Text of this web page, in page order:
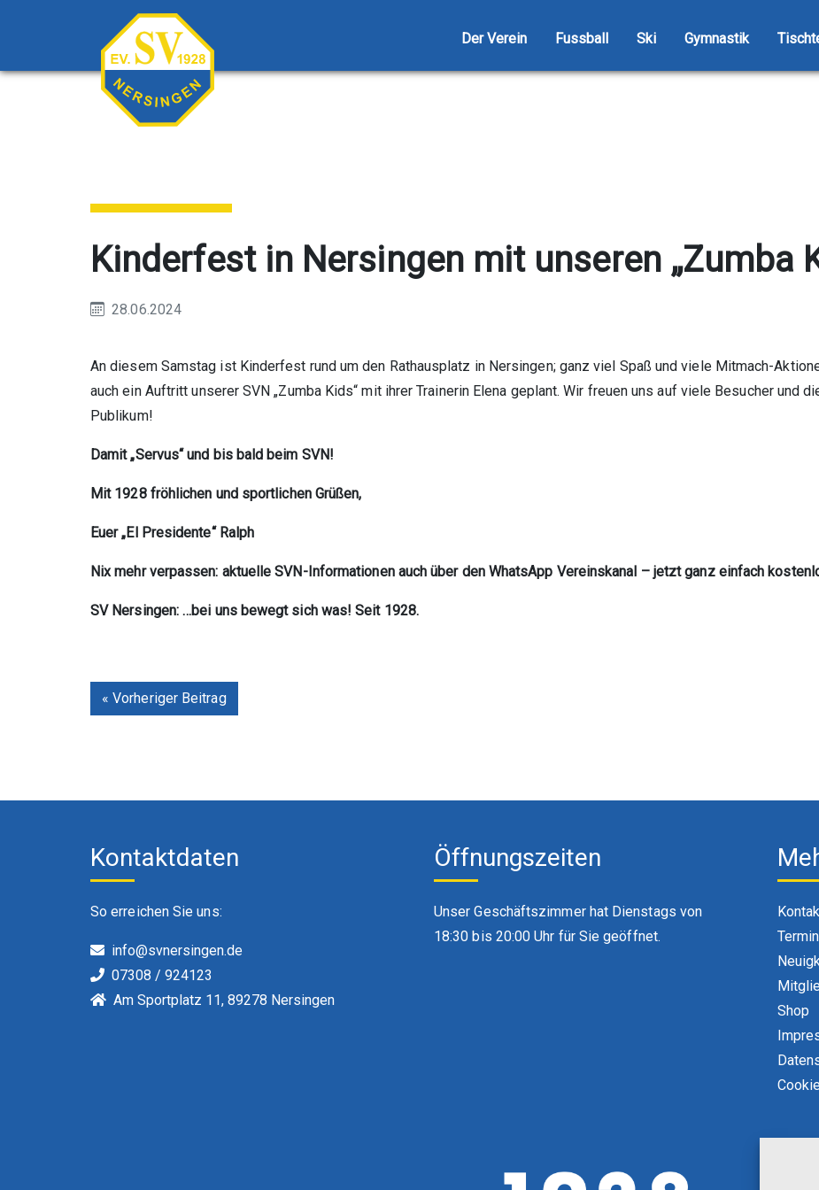
Der Verein Fussball Ski Gymnastik
Kinderfest in Nersingen mit unseren „Zumba
28.06.2024
An diesem Samstag ist Kinderfest rund um den Rathausplatz in Nersingen; ganz viel Spaß und viele Mitmach-
auch ein Auftritt unserer SVN „Zumba Kids“ mit ihrer Trainerin Elena geplant. Wir freuen uns auf viele Besucher und
Publikum!
Damit „Servus“ und bis bald beim SVN!
Mit 1928 fröhlichen und sportlichen Grüßen,
Euer „El Presidente“ Ralph
Nix mehr verpassen: aktuelle SVN-Informationen auch über den WhatsApp Vereinskanal – jetzt ganz einfach
SV Nersingen: …bei uns bewegt sich was! Seit 1928.
« Vorheriger Beitrag
Kontaktdaten
So erreichen Sie uns:
info@svnersingen.de
07308 / 924123
Am Sportplatz 11, 89278 Nersingen
Öffnungszeiten
Unser Geschäftszimmer hat Dienstags von
18:30 bis 20:00 Uhr für Sie geöffnet.
Shop